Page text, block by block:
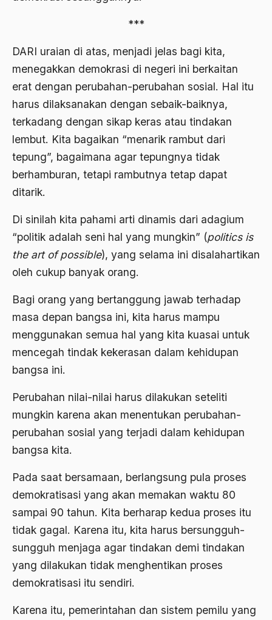
***
DARI uraian di atas, menjadi jelas bagi kita,
menegakkan demokrasi di negeri ini berkaitan
erat dengan perubahan-perubahan sosial. Hal itu
harus dilaksanakan dengan sebaik-baiknya,
terkadang dengan sikap keras atau tindakan
lembut. Kita bagaikan “menarik rambut dari
tepung”, bagaimana agar tepungnya tidak
berhamburan, tetapi rambutnya tetap dapat
ditarik.
Di sinilah kita pahami arti dinamis dari adagium
“politik adalah seni hal yang mungkin” (politics is
the art of possible), yang selama ini disalahartikan
oleh cukup banyak orang.
Bagi orang yang bertanggung jawab terhadap
masa depan bangsa ini, kita harus mampu
menggunakan semua hal yang kita kuasai untuk
mencegah tindak kekerasan dalam kehidupan
bangsa ini.
Perubahan nilai-nilai harus dilakukan seteliti
mungkin karena akan menentukan perubahan-
perubahan sosial yang terjadi dalam kehidupan
bangsa kita.
Pada saat bersamaan, berlangsung pula proses
demokratisasi yang akan memakan waktu 80
sampai 90 tahun. Kita berharap kedua proses itu
tidak gagal. Karena itu, kita harus bersungguh-
sungguh menjaga agar tindakan demi tindakan
yang dilakukan tidak menghentikan proses
demokratisasi itu sendiri.
Karena itu, pemerintahan dan sistem pemilu yang
António de Oliveira Salazar
Antonio Gramsci
Antony Van Leeuwenhoek
antropologi
antroposentrisme
Anwar Ibrahim
Anwar Sadat
apa yang kau cari palupi
Aparat Keamanan
Apel Akbar NU
APRI
Ar-Raniry
arafat
Ard
area studies
Argentina
Ariel Saron
Ariel Sharon
Ario Wowor
Arnold Y. Toynbeen